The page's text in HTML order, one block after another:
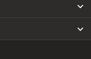

